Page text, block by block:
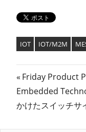
IOT IOT/M2M
投
稿
前
の
記
Friday Product
次
の
Embedded
かけたスイッチサ